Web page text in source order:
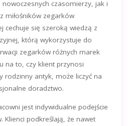
nowoczesnych czasomierzy, jak i
miłośników zegarków
cechuje się szeroką wiedzą z
którą wykorzystuje do
zegarków różnych marek
na to, czy klient przynosi
rodzinny antyk, może liczyć na
doradztwo.
jest indywidualne podejście
Klienci podkreślają, że nawet